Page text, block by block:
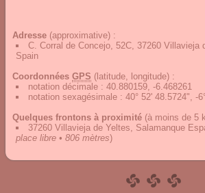
Adresse (approximative) :
C. Corral de Concejo, 52C, 37260 Villavieja
Spain
Coordonnées GPS (latitude, longitude) :
notation décimale : 40.880159, -6.468261
notation sexagésimale : 40° 52' 48.5724", -
Quelques frontons à proximité (à moins de 5
37260 Villavieja de Yeltes, Salamanque
place libre • 806 mètres)